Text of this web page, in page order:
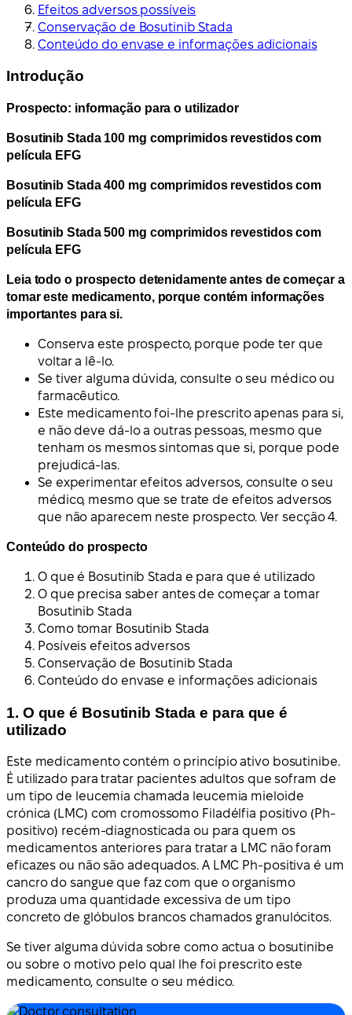
Efeitos adversos possíveis
Conservação de Bosutinib Stada
Conteúdo do envase e informações adicionais
Introdução
Prospecto: informação para o utilizador
Bosutinib Stada 100 mg comprimidos revestidos com
película EFG
Bosutinib Stada 400 mg comprimidos revestidos com
película EFG
Bosutinib Stada 500 mg comprimidos revestidos com
película EFG
Leia todo o prospecto detenidamente antes de começar a
tomar este medicamento, porque contém informações
importantes para si.
Conserva este prospecto, porque pode ter que
voltar a lê-lo.
Se tiver alguma dúvida, consulte o seu médico ou
farmacêutico.
Este medicamento foi-lhe prescrito apenas para si,
e não deve dá-lo a outras pessoas, mesmo que
tenham os mesmos sintomas que si, porque pode
prejudicá-las.
Se experimentar efeitos adversos, consulte o seu
médico, mesmo que se trate de efeitos adversos
que não aparecem neste prospecto. Ver secção 4.
Conteúdo do prospecto
O que é Bosutinib Stada e para que é utilizado
O que precisa saber antes de começar a tomar
Bosutinib Stada
Como tomar Bosutinib Stada
Posíveis efeitos adversos
Conservação de Bosutinib Stada
Conteúdo do envase e informações adicionais
1. O que é Bosutinib Stada e para que é
utilizado
Este medicamento contém o princípio ativo bosutinibe.
É utilizado para tratar pacientes adultos que sofram de
um tipo de leucemia chamada leucemia mieloide
crónica (LMC) com cromossomo Filadélfia positivo (Ph-
positivo) recém-diagnosticada ou para quem os
medicamentos anteriores para tratar a LMC não foram
eficazes ou não são adequados. A LMC Ph-positiva é um
cancro do sangue que faz com que o organismo
produza uma quantidade excessiva de um tipo
concreto de glóbulos brancos chamados granulócitos.
Se tiver alguma dúvida sobre como actua o bosutinibe
ou sobre o motivo pelo qual lhe foi prescrito este
medicamento, consulte o seu médico.